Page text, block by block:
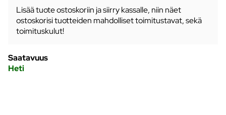
Lisää tuote ostoskoriin ja siirry kassalle, niin näet
ostoskorisi tuotteiden mahdolliset toimitustavat, sekä
toimituskulut!
Saatavuus
Heti